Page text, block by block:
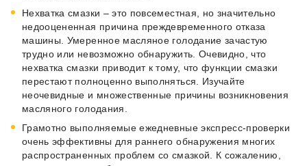
Нехватка смазки – это повсеместная, но значительно
недооцененная причина преждевременного отказа
машины. Умеренное масляное голодание зачастую
трудно или невозможно обнаружить. Очевидно, что
нехватка смазки приводит к тому, что функции смазки
перестают полноценно выполняться. Изучайте
неочевидные и множественные причины возникновения
масляного голодания.
Грамотно выполняемые ежедневные экспресс-проверки
очень эффективны для раннего обнаружения многих
распространенных проблем со смазкой. К сожалению,